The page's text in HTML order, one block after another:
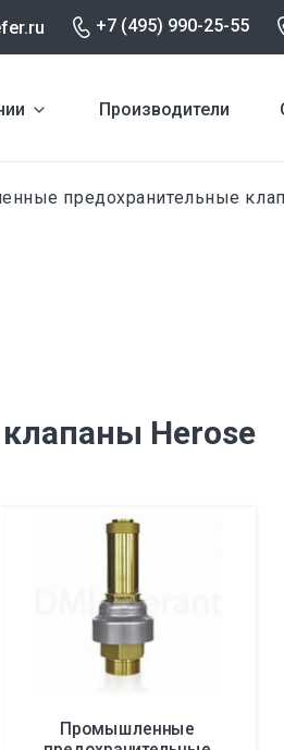
+7 (495) 990-25-55
Производители
предохранительные
Herose
Промышленные